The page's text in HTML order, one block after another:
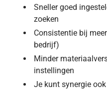
Sneller goed
zoeken
Consistentie bij
bedrijf)
Minder
instellingen
Je kunt synergie